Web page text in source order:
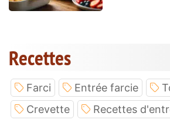
Recettes
Farci Entrée farcie
Crevette
Recettes